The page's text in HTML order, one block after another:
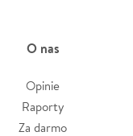
O nas
Opinie
Raporty
Za darmo